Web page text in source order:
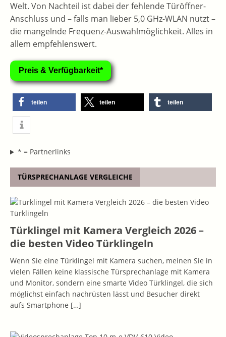
Welt. Von Nachteil ist dabei der fehlende Türöffner-
Anschluss und – falls man lieber 5,0 GHz-WLAN nutzt –
die mangelnde Frequenz-Auswahlmöglichkeit. Alles in
allem empfehlenswert.
Preis & Verfügbarkeit*
teilen teilen teilen
* = Partnerlinks
TÜRSPRECHANLAGE VERGLEICHE
Türklingel mit Kamera Vergleich 2026 –
die besten Video Türklingeln
Wenn Sie eine Türklingel mit Kamera suchen, meinen Sie in
vielen Fällen keine klassische Türsprechanlage mit Kamera
und Monitor, sondern eine smarte Video Türklingel, die sich
möglichst einfach nachrüsten lässt und Besucher direkt
aufs Smartphone […]